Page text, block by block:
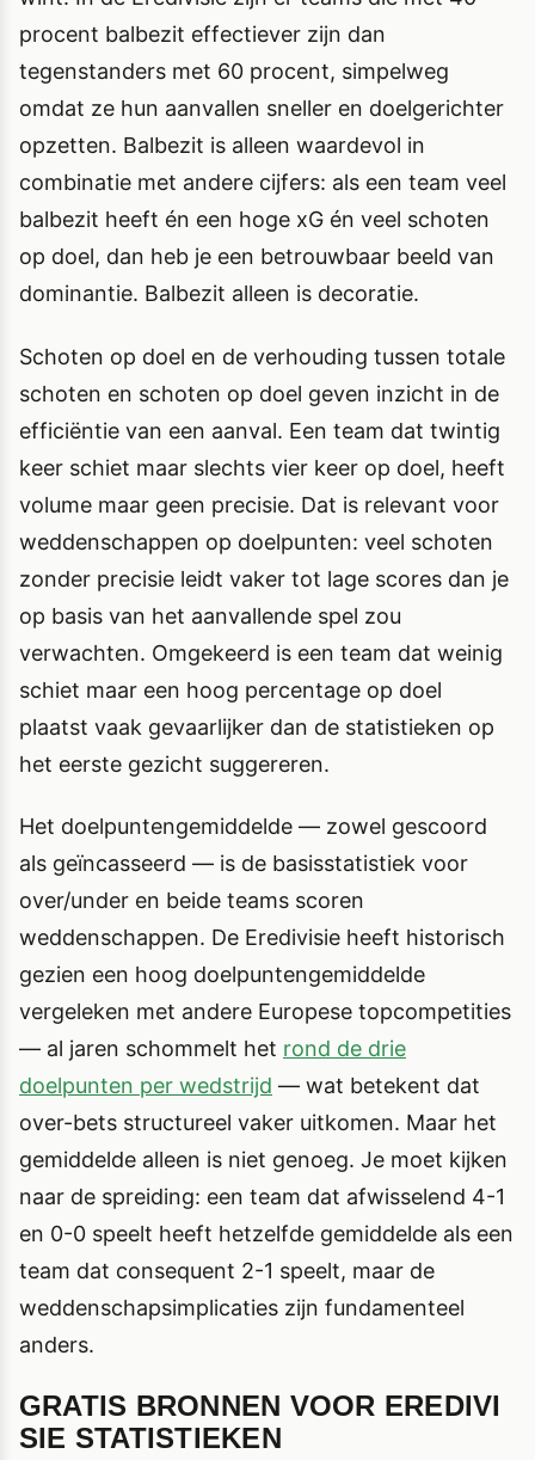
procent balbezit effectiever zijn dan
tegenstanders met 60 procent, simpelweg
omdat ze hun aanvallen sneller en doelgerichter
opzetten. Balbezit is alleen waardevol in
combinatie met andere cijfers: als een team veel
balbezit heeft én een hoge xG én veel schoten
op doel, dan heb je een betrouwbaar beeld van
dominantie. Balbezit alleen is decoratie.
Schoten op doel en de verhouding tussen totale
schoten en schoten op doel geven inzicht in de
efficiëntie van een aanval. Een team dat twintig
keer schiet maar slechts vier keer op doel, heeft
volume maar geen precisie. Dat is relevant voor
weddenschappen op doelpunten: veel schoten
zonder precisie leidt vaker tot lage scores dan je
op basis van het aanvallende spel zou
verwachten. Omgekeerd is een team dat weinig
schiet maar een hoog percentage op doel
plaatst vaak gevaarlijker dan de statistieken op
het eerste gezicht suggereren.
Het doelpuntengemiddelde — zowel gescoord
als geïncasseerd — is de basisstatistiek voor
over/under en beide teams scoren
weddenschappen. De Eredivisie heeft historisch
gezien een hoog doelpuntengemiddelde
vergeleken met andere Europese topcompetities
— al jaren schommelt het rond de drie
doelpunten per wedstrijd — wat betekent dat
over-bets structureel vaker uitkomen. Maar het
gemiddelde alleen is niet genoeg. Je moet kijken
naar de spreiding: een team dat afwisselend 4-1
en 0-0 speelt heeft hetzelfde gemiddelde als een
team dat consequent 2-1 speelt, maar de
weddenschapsimplicaties zijn fundamenteel
anders.
GRATIS BRONNEN VOOR EREDIVI
SIE STATISTIEKEN